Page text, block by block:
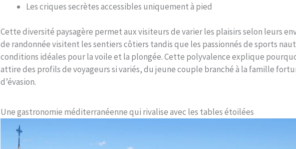
Les criques secrètes accessibles uniquement à pied
Cette diversité paysagère permet aux visiteurs de varier les plaisirs selon leurs
de randonnée visitent les sentiers côtiers tandis que les passionnés de sports
conditions idéales pour la voile et la plongée. Cette polyvalence explique
attire des profils de voyageurs si variés, du jeune couple branché à la famille
d’évasion.
Une gastronomie méditerranéenne qui rivalise avec les tables étoilées